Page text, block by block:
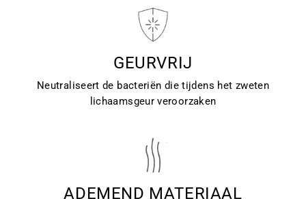
GEURVRIJ
Neutraliseert de bacteriën die tijdens het zweten
lichaamsgeur veroorzaken
ADEMEND MATERIAAL